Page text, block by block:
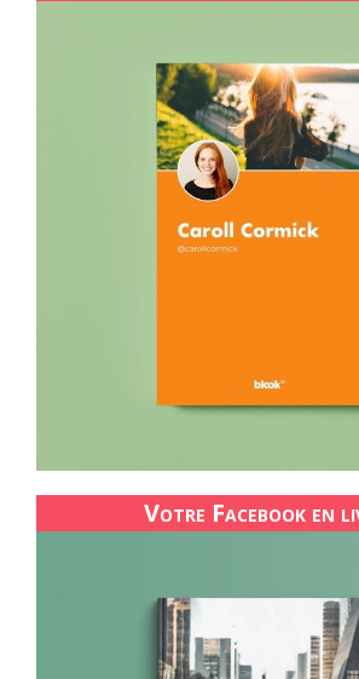
Votre Facebook en